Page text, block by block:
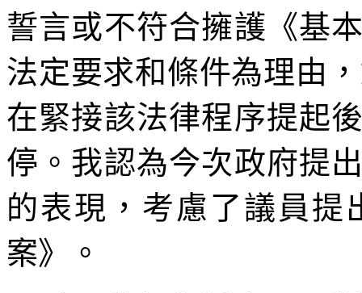
誓言或不符合擁護《基
法定要求和條件為理由
在緊接該法律程序提起
停。我認為今次政府提
的表現，考慮了議員提
案》。